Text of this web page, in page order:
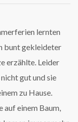
lernten
bunt gekleideter
erzählte. Leider
gut und sie
zu Hause.
auf einem Baum,